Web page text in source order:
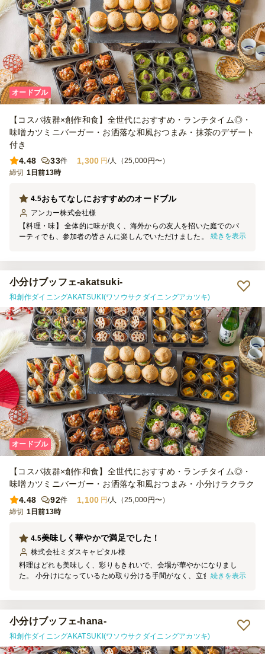
オードブル
【コスパ抜群×創作和食】全世代におすすめ・ランチタイム◎・
味噌カツミニバーガー・お洒落な和風おつまみ・抹茶のデザート
付き
4.48
33件 1,300 円/人（25,000円〜）
締切 1日前13時
おもてなしにおすすめのオードブル
4.5
アンカー株式会社様
【料理・味】 全体的に味が良く、海外からの友人を招いた庭でのパ
ーティでも、参加者の皆さんに楽しんでいただけました。品数が豊富
間にしば漬けが入っていました。参加者の間では少し好みが分かれた
ようで、当日はあまり召し上がる方がいませんでした。 ② 3種きのこ
とブロッコリーのマリネは、少し味付けが濃く感じました。お酒と一
緒であればちょうど良いのかもしれませんが、ノンアルの方も一定数
いたため、そのままいただくにはやや塩味が強めでした。 【サービ
ス】 指定時間より少し早めに届けてくださったため、料理を並べる
時間に余裕ができ、とても助かりました。 一方で、配達場所につい
ては少し気になった点がありました。今回の住所は何十年も前から存
在し、Googleマップなどでも問題なく表示される場所ですが、注文
後のメールで「住所が不明瞭」との連絡がありました。当日も配達業
者さんのナビでは表示されなかったようで、お手数をおかけしてしま
いました。 また、注文最低金額が25,000円からだったため、人数分
の料理は足りていても、最低金額に合わせるためにオプションを追加
して調整する必要があり、その点は少し手間に感じました。以前、都
内で利用した際にはもう少し低い最低注文金額の店舗もあったため、
配送エリアによる違いなのだと思いますが、もう少し利用しやすい金
額設定になると、さらに注文しやすくなると感じました。 【雰囲
のを気軽に選べるのがとても良かったです。テーブルに並べるだけで
彩りが良く、見た目も華やかになり、ホームパーティの雰囲気を一気
い」と好評で、おもてなしにもぴったりだと感じました。 【コス
パ】 一人当たりの金額を考えると、とてもコストパフォーマンスが
にかかる時間や手間を大幅に減らせることを考えると、価格以上の価
で、特別な日や来客時には十分利用する価値があると感じました。
続きを表示
小分けブッフェ-akatsuki-
和創作ダイニングAKATSUKI(ワソウサクダイニングアカツキ)
オードブル
【コスパ抜群×創作和食】全世代におすすめ・ランチタイム◎・
味噌カツミニバーガー・お洒落な和風おつまみ・小分けラクラク
4.48
92件 1,100 円/人（25,000円〜）
締切 1日前13時
美味しく華やかで満足でした！
4.5
株式会社ミダスキャピタル様
料理はどれも美味しく、彩りもきれいで、会場が華やかになりまし
た。 小分けになっているため取り分ける手間がなく、立食形式でも
付いていると、さらに利用しやすかったと思います。
続きを表示
小分けブッフェ-hana-
和創作ダイニングAKATSUKI(ワソウサクダイニングアカツキ)